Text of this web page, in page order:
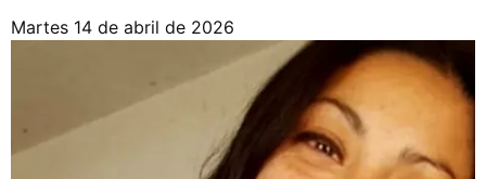
martes 14 de abril de 2026